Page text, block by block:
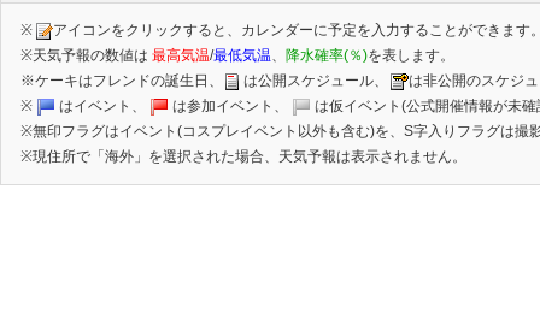
※
アイコンをクリックすると、カレンダーに予定を入力することができます
※天気予報の数値は 最高気温/最低気温、 降水確率(％)を表します。
※ケーキはフレンドの誕生日、
は公開スケジュール、
は非公開のスケジ
※
はイベント、 は参加イベント、
は仮イベント(公式開催情報が未
※無印フラグはイベント(コスプレイベント以外も含む)を、S字入りフラグは撮
※現住所で「海外」を選択された場合、天気予報は表示されません。